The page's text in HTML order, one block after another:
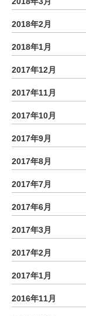
2018年2月
2018年1月
2017年12月
2017年11月
2017年10月
2017年9月
2017年8月
2017年7月
2017年6月
2017年3月
2017年2月
2017年1月
2016年11月